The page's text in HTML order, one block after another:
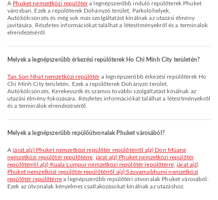
Phuket nemzetközi repülőtéra legnépszerűbb induló repülőterek Phuket
városban. Ezek a repülőterek Dohányzó terület, Parkolóhelyek,
Autókölcsönzés és még sok más szolgáltatást kínálnak az utazási élmény
javítására. Részletes információkat találhat a létesítményekről és a terminálok
elrendezéséről.
Melyek a legnépszerűbb érkezési repülőterek Ho Chi Minh City területén?
Tan Son Nhat nemzetközi repülőtéra legnépszerűbb érkezési repülőterek Ho
Chi Minh City területén. Ezek a repülőterek Dohányzó terület,
Autókölcsönzés, Kerekesszék és számos további szolgáltatást kínálnak az
utazási élmény fokozására. Részletes információkat találhat a létesítményekről
és a terminálok elrendezéséről.
Melyek a legnépszerűbb repülőútvonalak Phuket városából?
Ajárat a(z) Phuket nemzetközi repülőtér repülőtérről a(z) Don Müang
nemzetközi repülőtér repülőtérre járat a(z) Phuket nemzetközi repülőtér
repülőtérről a(z) Kuala Lumpur nemzetközi repülőtér repülőtérre,járat a(z)
Phuket nemzetközi repülőtér repülőtérről a(z) Szuvarnabhumi nemzetközi
repülőtér repülőtérrea legnépszerűbb repülőtéri útvonalak Phuket városából.
Ezek az útvonalak kényelmes csatlakozásokat kínálnak az utazáshoz.